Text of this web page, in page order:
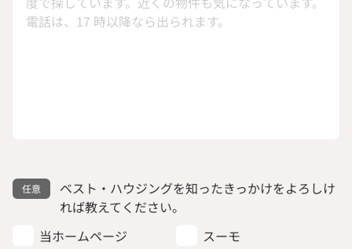
ベスト・ハウジングを知ったきっかけをよろしけ
れば教えてください。
当ホームページ
スーモ